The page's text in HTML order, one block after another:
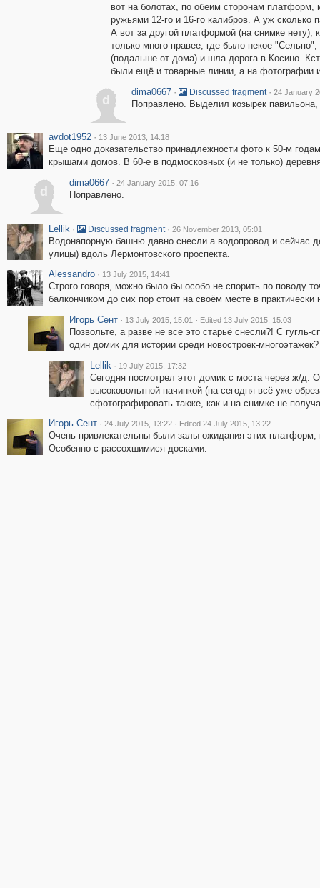
вот на болотах, по обеим сторонам
ружьями 12-го и 16-го калибров. А уж сколько
А вот за другой платформой (на снимке
только много правее, где было некое
(подальше от дома) и шла дорога в Косино.
были ещё и товарные линии, а на фотографии
d
dima0667 · Discussed fragment · 24 January
Поправлено. Выделил козырек
avdot1952 · 13 June 2013, 14:18
Еще одно доказательство принадлежности фото к 50-м
крышами домов. В 60-е в подмосковных (и не только)
d
dima0667 · 24 January 2015, 07:16
Поправлено.
Lellik · Discussed fragment · 26 November 2013, 05:01
Водонапорную башню давно снесли а водопровод и сейчас
улицы) вдоль Лермонтовского проспекта.
Alessandro · 13 July 2015, 14:41
Строго говоря, можно было бы особо не спорить по поводу
балкончиком до сих пор стоит на своём месте в
Игорь Сент · 13 July 2015, 15:01 · Edited 13 July 2015, 15:03
Позвольте, а разве не все это старьё снесли?! С гугль-
один домик для истории среди новостроек-многоэтажек?
Lellik · 19 July 2015, 17:32
Сегодня посмотрел этот домик с моста через ж/д.
высоковольтной начинкой (на сегодня всё уже
сфотографировать также, как и на снимке не
Игорь Сент · 24 July 2015, 13:22 · Edited 24 July 2015, 13:22
Очень привлекательны были залы ожидания этих платформ,
Особенно с рассохшимися досками.